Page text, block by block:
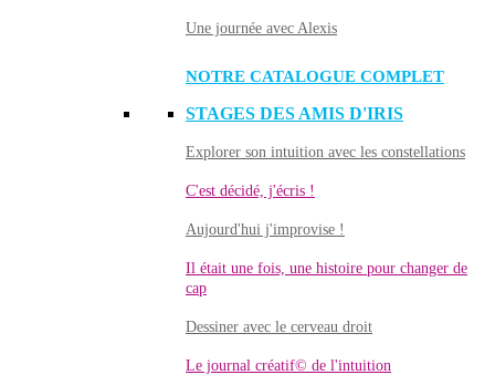
Une journée avec Alexis
NOTRE CATALOGUE COMPLET
STAGES DES AMIS D'IRIS
Explorer son intuition avec les constellations
C'est décidé, j'écris !
Aujourd'hui j'improvise !
Il était une fois, une histoire pour changer de
cap
Dessiner avec le cerveau droit
Le journal créatif© de l'intuition